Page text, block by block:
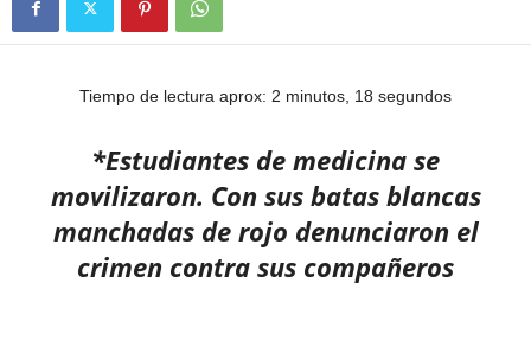
Tiempo de lectura aprox: 2 minutos, 18 segundos
*Estudiantes de medicina se
movilizaron. Con sus batas blancas
manchadas de rojo denunciaron el
crimen contra sus compañeros